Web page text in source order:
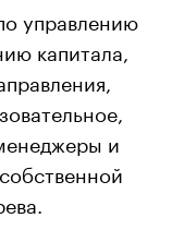
управлению
капитала,
и